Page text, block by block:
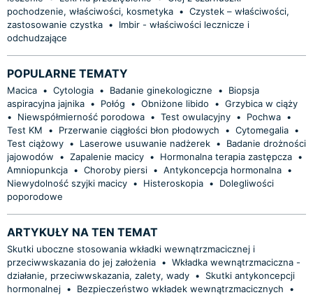
pochodzenie, właściwości, kosmetyka • Czystek – właściwości,
zastosowanie czystka •
Imbir - właściwości lecznicze i
odchudzające
POPULARNE TEMATY
Macica • Cytologia • Badanie ginekologiczne •
Biopsja
aspiracyjna jajnika • Połóg • Obniżone libido • Grzybica w ciąży
•
Niewspółmierność porodowa • Test owulacyjny • Pochwa •
Test KM
• Przerwanie ciągłości błon płodowych • Cytomegalia •
Test ciążowy • Laserowe usuwanie nadżerek •
Badanie drożności
jajowodów
• Zapalenie macicy • Hormonalna terapia zastępcza •
Amniopunkcja • Choroby piersi • Antykoncepcja hormonalna •
Niewydolność szyjki macicy • Histeroskopia •
Dolegliwości
poporodowe
ARTYKUŁY NA TEN TEMAT
Skutki uboczne stosowania wkładki wewnątrzmacicznej i
przeciwwskazania do jej założenia • Wkładka wewnątrzmaciczna -
działanie, przeciwwskazania, zalety, wady •
Skutki antykoncepcji
hormonalnej • Bezpieczeństwo wkładek wewnątrzmacicznych
•